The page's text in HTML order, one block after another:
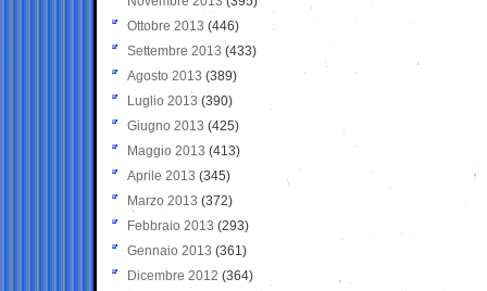
Ottobre 2013 (446)
Settembre 2013 (433)
Agosto 2013 (389)
Luglio 2013 (390)
Giugno 2013 (425)
Maggio 2013 (413)
Aprile 2013 (345)
Marzo 2013 (372)
Febbraio 2013 (293)
Gennaio 2013 (361)
Dicembre 2012 (364)